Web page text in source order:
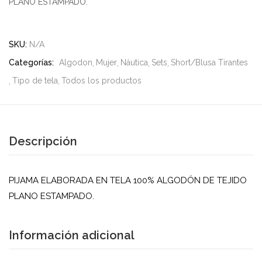
SKU: N/A
Categorías:
Algodon Mujer Náutica Sets Short/Blusa Tirantes
Tipo de tela Todos los productos
Descripción
PIJAMA ELABORADA EN TELA 100% ALGODÓN DE TEJIDO
PLANO ESTAMPADO.
Información adicional